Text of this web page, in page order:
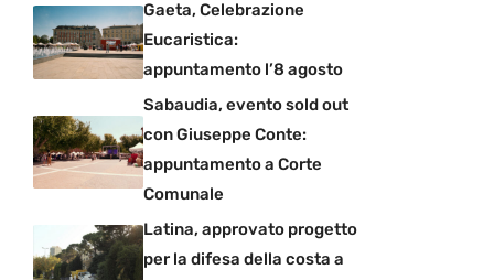
Gaeta, Celebrazione
Eucaristica:
appuntamento l’8 agosto
Sabaudia, evento sold out
con Giuseppe Conte:
appuntamento a Corte
Comunale
Latina, approvato progetto
per la difesa della costa a